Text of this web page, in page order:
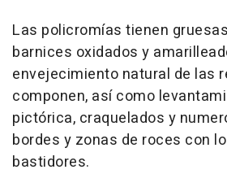
Las policromías tienen
barnices oxidados y
envejecimiento natural de las
componen, así como
pictórica, craquelados y
bordes y zonas de roces con
bastidores.